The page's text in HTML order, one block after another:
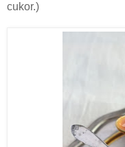
cukor.)